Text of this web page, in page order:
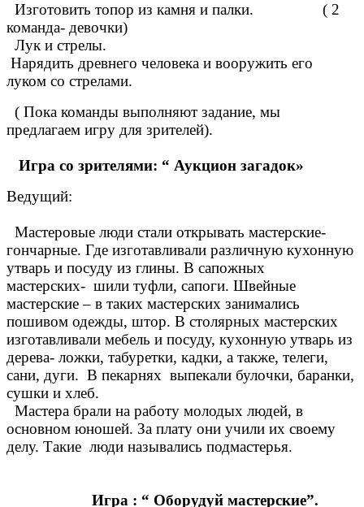
Изготовить топор из камня и палки. ( 2
команда- девочки)
Лук и стрелы.
Нарядить древнего человека и вооружить его
луком со стрелами.
( Пока команды выполняют задание, мы
предлагаем игру для зрителей).
Игра со зрителями: “ Аукцион загадок»
Ведущий:
Мастеровые люди стали открывать мастерские-
гончарные. Где изготавливали различную кухонную
утварь и посуду из глины. В сапожных
мастерских- шили туфли, сапоги. Швейные
мастерские – в таких мастерских занимались
пошивом одежды, штор. В столярных мастерских
изготавливали мебель и посуду, кухонную утварь из
дерева- ложки, табуретки, кадки, а также, телеги,
сани, дуги. В пекарнях выпекали булочки, баранки,
сушки и хлеб.
Мастера брали на работу молодых людей, в
основном юношей. За плату они учили их своему
делу. Такие люди назывались подмастерья.
Игра : “ Оборудуй мастерские”.